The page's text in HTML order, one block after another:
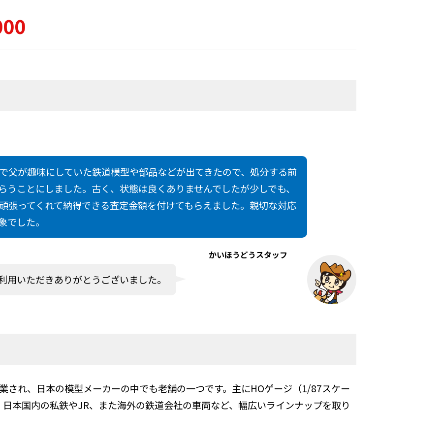
父が趣味にしていた鉄道模型や部品などが出てきたので、処分する前
うことにしました。古く、状態は良くありませんでしたが少しでも、
張ってくれて納得できる査定金額を付けてもらえました。親切な対応
でした。
かいほうどうスタッフ
用いただきありがとうございました。
され、日本の模型メーカーの中でも老舗の一つです。主にHOゲージ（1/87スケー
本国内の私鉄やJR、また海外の鉄道会社の車両など、幅広いラインナップを取り